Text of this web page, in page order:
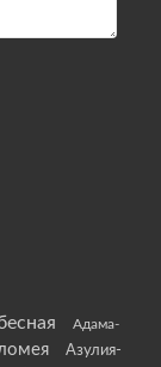
Адама-
Азулия-